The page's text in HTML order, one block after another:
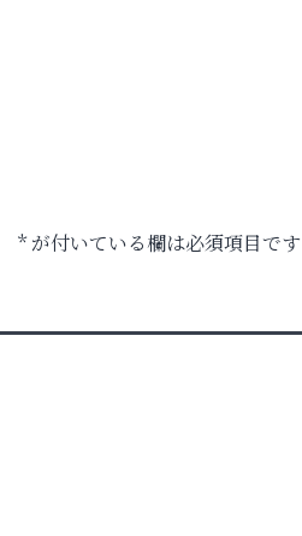
*が付いている欄は必須項目です